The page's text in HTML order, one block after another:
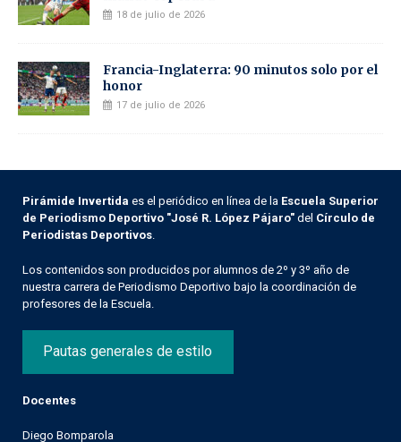
18 de julio de 2026
Francia-Inglaterra: 90 minutos solo por el
honor
17 de julio de 2026
Pirámide Invertida es el periódico en línea de la Escuela Superior
de Periodismo Deportivo "José R. López Pájaro" del Círculo de
Periodistas Deportivos
Los contenidos son producidos por alumnos de 2º y 3º año de
nuestra carrera de Periodismo Deportivo bajo la coordinación de
profesores de la Escuela.
Pautas generales de estilo
Docentes
Diego Bomparola